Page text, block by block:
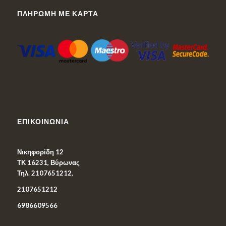
ΠΛΗΡΩΜΉ ΜΕ ΚΆΡΤΑ
ΕΠΙΚΟΙΝΩΝΊΑ
Νικηφορίδη 12
ΤΚ 16231, Βύρωνας
Τηλ. 2107651212,
2107651212
6986609566